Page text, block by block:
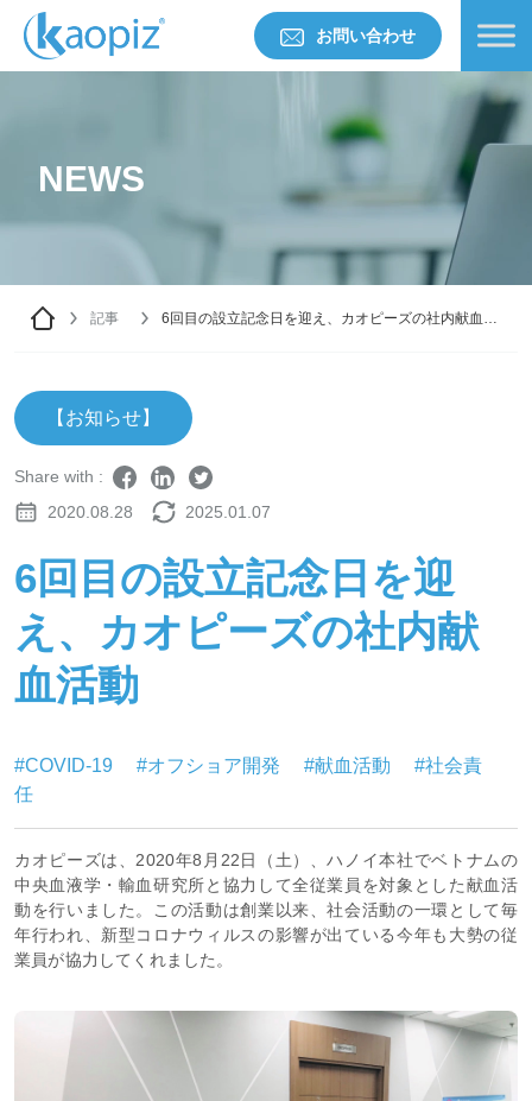
お問い合わせ
NEWS
記事
6回目の設立記念日を迎え、カオピーズの社内献血活
【お知らせ】
Share with :
2020.08.28
2025.01.07
6回目の設立記念日を迎
え、カオピーズの社内献
血活動
#COVID-19 #オフショア開発 #献血活動
#社会責
任
カオピーズは、2020年8月22日（土）、ハノイ本社でベトナムの
中央血液学・輸血研究所と協力して全従業員を対象とした献血活
動を行いました。この活動は創業以来、社会活動の一環として毎
年行われ、新型コロナウィルスの影響が出ている今年も大勢の従
業員が協力してくれました。